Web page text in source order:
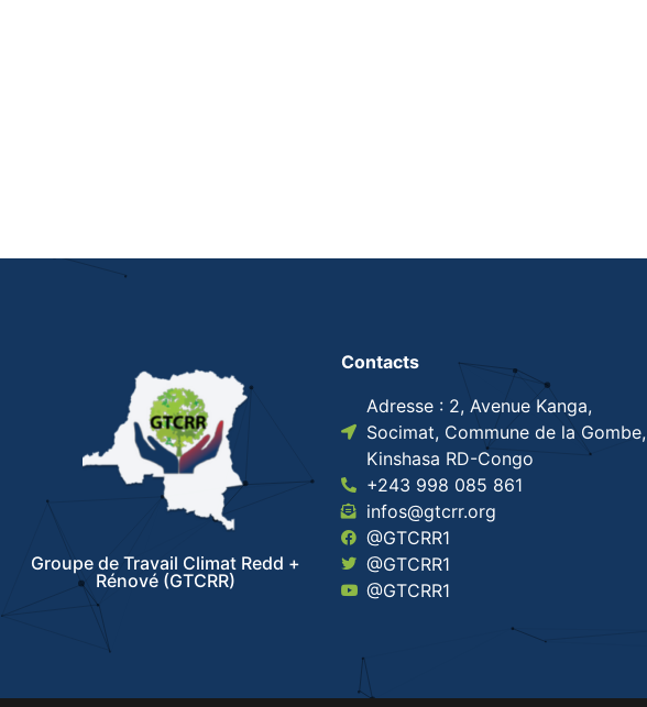
Groupe de Travail Climat Redd +
Rénové (GTCRR)
Contacts
Adresse : 2, Avenue Kanga,
Socimat, Commune de la Gombe,
Kinshasa RD-Congo
+243 998 085 861
infos@gtcrr.org
@GTCRR1
@GTCRR1
@GTCRR1